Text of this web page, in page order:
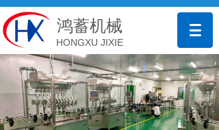
鸿蓄机械
HONGXU JIXIE